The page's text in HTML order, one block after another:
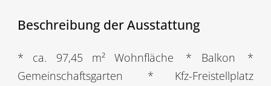
Beschreibung der Ausstattung
* ca. 97,45 m² Wohnfläche * Balkon
*
Gemeinschaftsgarten
* Kfz-Freistellplatz